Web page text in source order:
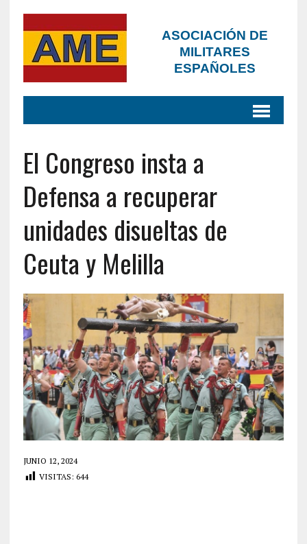
ASOCIACIÓN DE
MILITARES
ESPAÑOLES
El Congreso insta a
Defensa a recuperar
unidades disueltas de
Ceuta y Melilla
JUNIO 12, 2024
VISITAS: 644